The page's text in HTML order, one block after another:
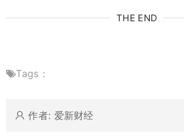
THE END
Tags：
作者: 爱新财经